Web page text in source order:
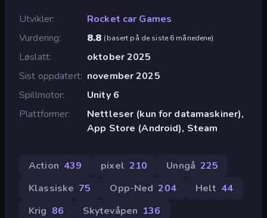
Utvikler
Rocket car Games
Vurdering
8.8 (basert på de siste 6 månedene)
Løslatt
oktober 2025
Sist oppdatert november 2025
Spillmotor
Unity 6
Plattformer
Nettleser (kun for datamaskiner),
App Store (Android), Steam
Action 439 pixel 210 Unngå 225
Klassiske 75 Opp-Ned 204 Helt 44
Krig 86 Skytevåpen 136